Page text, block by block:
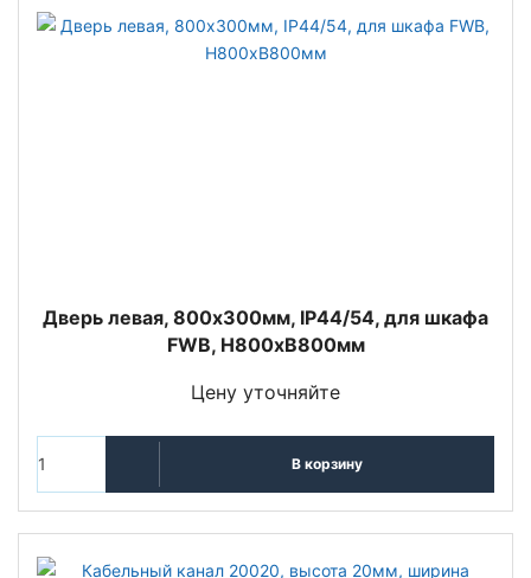
Дверь левая, 800x300мм, IP44/54, для шкафа
FWB, H800xB800мм
Цену уточняйте
В корзину